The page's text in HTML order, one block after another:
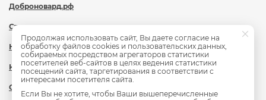
Доброновард.рф
Статьи
Новости
Контакты
Охрана труда
Продолжая использовать сайт, Вы даете согласие на
обработку файлов cookies и пользовательских данных,
собираемых посредством агрегаторов статистики
посетителей веб-сайтов в целях ведения статистики
посещений сайта, таргетирования в соответствии с
интересами посетителя сайта.
Если Вы не хотите, чтобы Ваши вышеперечисленные